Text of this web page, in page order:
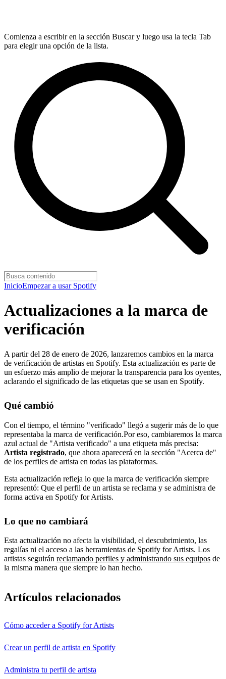
Comienza a escribir en la sección Buscar y luego usa la tecla Tab
para elegir una opción de la lista.
InicioEmpezar a usar Spotify
Actualizaciones a la marca de
verificación
A partir del 28 de enero de 2026, lanzaremos cambios en la marca
de verificación de artistas en Spotify. Esta actualización es parte de
un esfuerzo más amplio de mejorar la transparencia para los oyentes,
aclarando el significado de las etiquetas que se usan en Spotify.
Qué cambió
Con el tiempo, el término "verificado" llegó a sugerir más de lo que
representaba la marca de verificación.Por eso, cambiaremos la marca
azul actual de "Artista verificado" a una etiqueta más precisa:
Artista registrado, que ahora aparecerá en la sección "Acerca de"
de los perfiles de artista en todas las plataformas.
Esta actualización refleja lo que la marca de verificación siempre
representó: Que el perfil de un artista se reclama y se administra de
forma activa en Spotify for Artists.
Lo que no cambiará
Esta actualización no afecta la visibilidad, el descubrimiento, las
regalías ni el acceso a las herramientas de Spotify for Artists. Los
artistas seguirán reclamando perfiles y administrando sus equipos de
la misma manera que siempre lo han hecho.
Artículos relacionados
Cómo acceder a Spotify for Artists
Crear un perfil de artista en Spotify
Administra tu perfil de artista